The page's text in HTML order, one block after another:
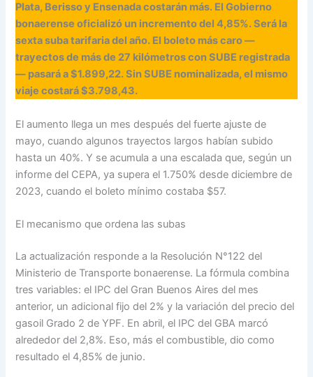
Plata, Berisso y Ensenada costarán más. El Gobierno
bonaerense oficializó un incremento del 4,85%. Será la
sexta suba tarifaria del año. El boleto más caro —
trayectos de más de 27 kilómetros con SUBE registrada
— pasará a $1.899,22. Sin SUBE nominalizada, el mismo
viaje costará $3.798,43.
El aumento llega un mes después del fuerte ajuste de
mayo, cuando algunos trayectos largos habían subido
hasta un 40%. Y se acumula a una escalada que, según un
informe del CEPA, ya supera el 1.750% desde diciembre de
2023, cuando el boleto mínimo costaba $57.
El mecanismo que ordena las subas
La actualización responde a la Resolución N°122 del
Ministerio de Transporte bonaerense. La fórmula combina
tres variables: el IPC del Gran Buenos Aires del mes
anterior, un adicional fijo del 2% y la variación del precio del
gasoil Grado 2 de YPF. En abril, el IPC del GBA marcó
alrededor del 2,8%. Eso, más el combustible, dio como
resultado el 4,85% de junio.